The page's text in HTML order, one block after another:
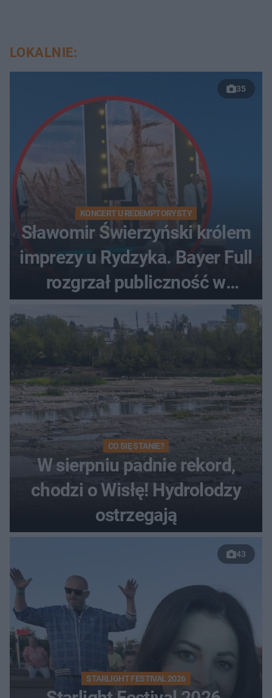
LOKALNIE:
35
KONCERT U REDEMPTORYSTY
Sławomir Świerzyński królem
imprezy u Rydzyka. Bayer Full
rozgrzał publiczność w
Toruniu
CO SIĘ STANIE?
W sierpniu padnie rekord,
chodzi o Wisłę! Hydrolodzy
ostrzegają
43
STARLIGHT FESTIVAL 2026